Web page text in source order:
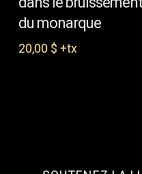
du monarque
20,00 $ +tx